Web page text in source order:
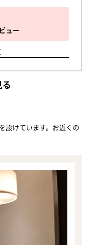
ュー
設けています。お近くの